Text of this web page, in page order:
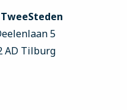
TweeSteden
5
AD Tilburg